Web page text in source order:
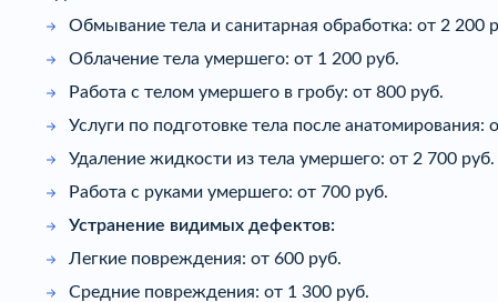
Обмывание тела и санитарная обработка: от 2 200
Облачение тела умершего: от 1 200 руб.
Работа с телом умершего в гробу: от 800 руб.
Услуги по подготовке тела после анатомирования:
Удаление жидкости из тела умершего: от 2 700 руб.
Работа с руками умершего: от 700 руб.
Устранение видимых дефектов:
Легкие повреждения: от 600 руб.
Средние повреждения: от 1 300 руб.